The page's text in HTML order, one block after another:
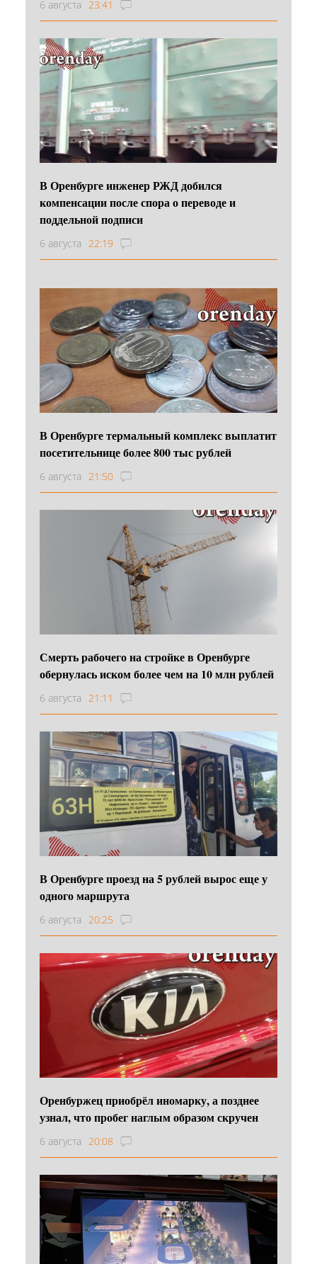
6 августа 23:41
В Оренбурге инженер РЖД добился
компенсации после спора о переводе и
поддельной подписи
6 августа 22:19
В Оренбурге термальный комплекс выплатит
посетительнице более 800 тыс рублей
6 августа 21:50
Смерть рабочего на стройке в Оренбурге
обернулась иском более чем на 10 млн рублей
6 августа 21:11
В Оренбурге проезд на 5 рублей вырос еще у
одного маршрута
6 августа 20:25
Оренбуржец приобрёл иномарку, а позднее
узнал, что пробег наглым образом скручен
6 августа 20:08